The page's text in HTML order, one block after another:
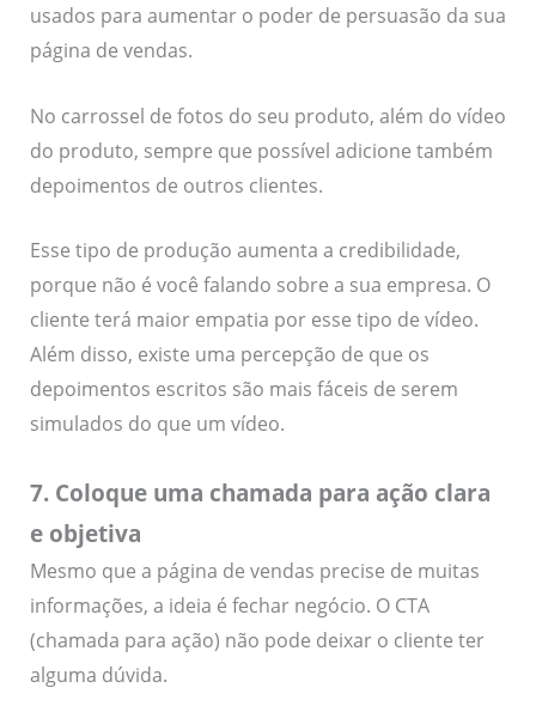
usados para aumentar o poder de persuasão da sua
página de vendas.
No carrossel de fotos do seu produto, além do vídeo
do produto, sempre que possível adicione também
depoimentos de outros clientes.
Esse tipo de produção aumenta a credibilidade,
porque não é você falando sobre a sua empresa. O
cliente terá maior empatia por esse tipo de vídeo.
Além disso, existe uma percepção de que os
depoimentos escritos são mais fáceis de serem
simulados do que um vídeo.
7. Coloque uma chamada para ação clara
e objetiva
Mesmo que a página de vendas precise de muitas
informações, a ideia é fechar negócio. O CTA
(chamada para ação) não pode deixar o cliente ter
alguma dúvida.